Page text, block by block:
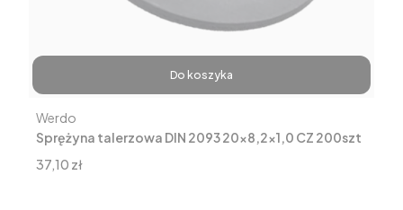
Do koszyka
Sprężyna talerzowa DIN 2093 20x8,2x1,0 CZ 200szt
Producent
Werdo
Cena
37,10 zł